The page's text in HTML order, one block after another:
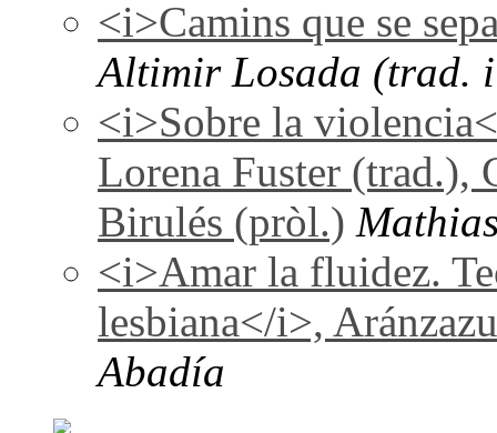
<i>Camins que se
Altimir Losada (trad.
<i>Sobre la
Lorena Fuster (trad.),
Birulés (pròl.)
<i>Amar la fluidez.
lesbiana</i>,
Abadía